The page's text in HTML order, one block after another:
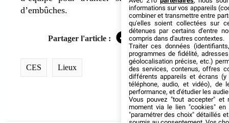
d’embûches.
Partager l'article : Facebook
TwitterLinkedIn
CES Lieux
informations sur vos appareils
combiner et transmettre entre
qu'elles soient collectées sur
détenues par certains d'entre
compris dans d'autres contextes.
Traiter ces données
programmes de fidélité,
géolocalisation précise, etc.)
des services, contenus, offres
différents appareils et écrans (y
téléphone, audio, et vidéo), de
performance, et d'étudier les
Vous pouvez "tout accepter" et
moment via le lien "cookies" en
"paramétrer des choix" détaillés